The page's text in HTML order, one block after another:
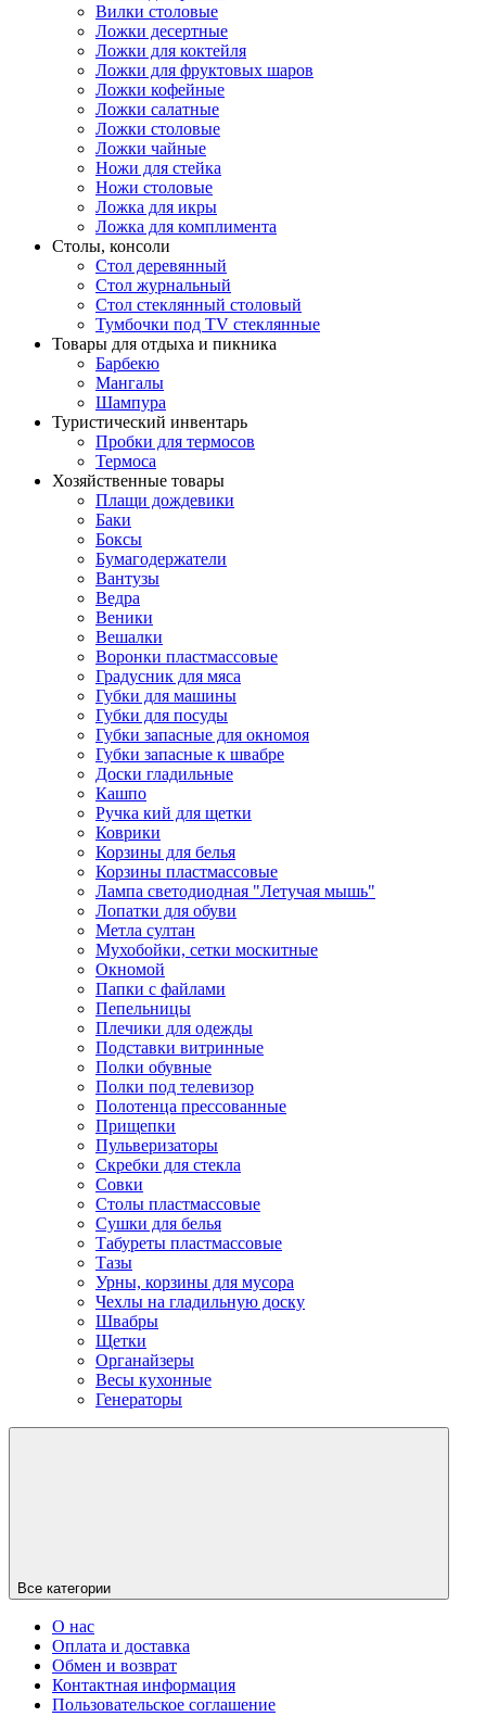
Вилки столовые
Ложки десертные
Ложки для коктейля
Ложки для фруктовых шаров
Ложки кофейные
Ложки салатные
Ложки столовые
Ложки чайные
Ножи для стейка
Ножи столовые
Ложка для икры
Ложка для комплимента
Столы, консоли
Стол деревянный
Стол журнальный
Стол стеклянный столовый
Тумбочки под TV стеклянные
Товары для отдыха и пикника
Барбекю
Мангалы
Шампура
Туристический инвентарь
Пробки для термосов
Термоса
Хозяйственные товары
Плащи дождевики
Баки
Боксы
Бумагодержатели
Вантузы
Ведра
Веники
Вешалки
Воронки пластмассовые
Градусник для мяса
Губки для машины
Губки для посуды
Губки запасные для окномоя
Губки запасные к швабре
Доски гладильные
Кашпо
Ручка кий для щетки
Коврики
Корзины для белья
Корзины пластмассовые
Лампа светодиодная "Летучая мышь"
Лопатки для обуви
Метла султан
Мухобойки, сетки москитные
Окномой
Папки с файлами
Пепельницы
Плечики для одежды
Подставки витринные
Полки обувные
Полки под телевизор
Полотенца прессованные
Прищепки
Пульверизаторы
Скребки для стекла
Совки
Столы пластмассовые
Сушки для белья
Табуреты пластмассовые
Тазы
Урны, корзины для мусора
Чехлы на гладильную доску
Швабры
Щетки
Органайзеры
Весы кухонные
Генераторы
Все категории
О нас
Оплата и доставка
Обмен и возврат
Контактная информация
Пользовательское соглашение